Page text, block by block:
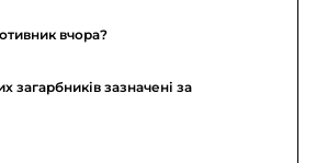
вчора?
загарбників зазначені за